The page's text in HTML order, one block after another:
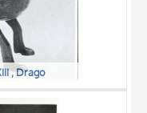
, Drago